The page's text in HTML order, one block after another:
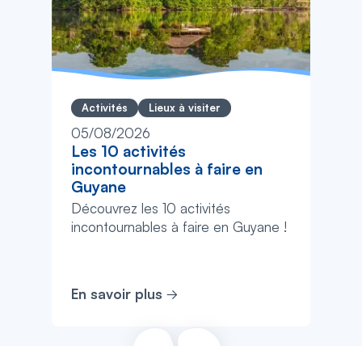
Activités Lieux à visiter
05/08/2026
Les 10 activités
incontournables à faire en
Guyane
Découvrez les 10 activités
incontournables à faire en Guyane !
En savoir plus